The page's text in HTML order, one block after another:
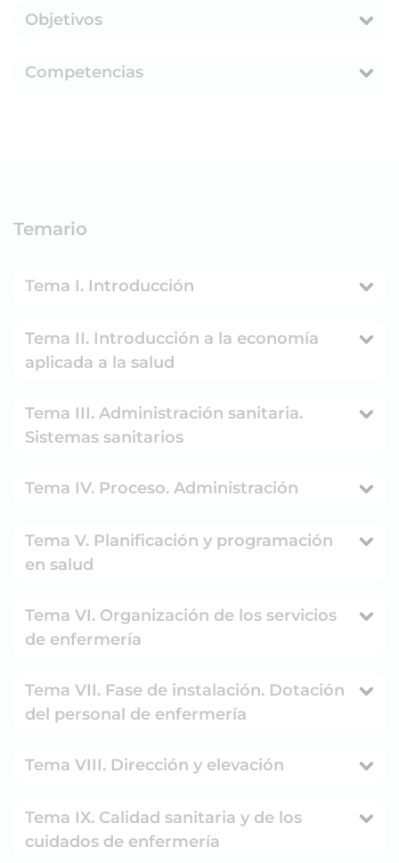
Objetivos
Competencias
Temario
Tema I. Introducción
Tema II. Introducción a la economía
aplicada a la salud
Tema III. Administración sanitaria.
Sistemas sanitarios
Tema IV. Proceso. Administración
Tema V. Planificación y programación
en salud
Tema VI. Organización de los servicios
de enfermería
Tema VII. Fase de instalación. Dotación
del personal de enfermería
Tema VIII. Dirección y elevación
Tema IX. Calidad sanitaria y de los
cuidados de enfermería